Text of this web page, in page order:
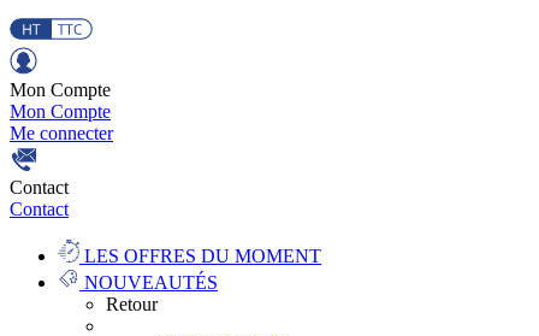
Mon Compte
Mon Compte
Me connecter
Contact
Contact
LES OFFRES DU MOMENT
NOUVEAUTÉS
Retour